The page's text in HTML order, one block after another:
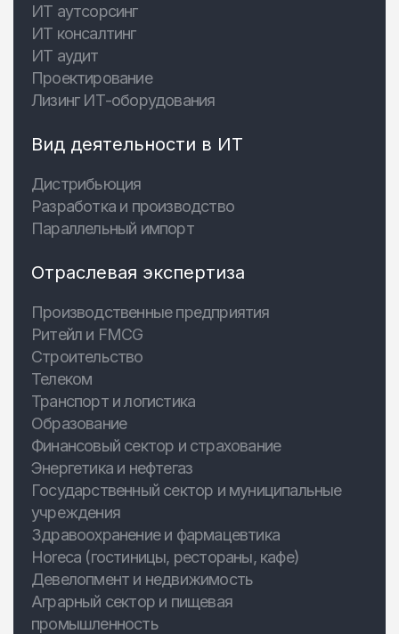
ИТ аутсорсинг
ИТ консалтинг
ИТ аудит
Проектирование
Лизинг ИТ-оборудования
Вид деятельности в ИТ
Дистрибьюция
Разработка и производство
Параллельный импорт
Отраслевая экспертиза
Производственные предприятия
Ритейл и FMCG
Строительство
Телеком
Транспорт и логистика
Образование
Финансовый сектор и страхование
Энергетика и нефтегаз
Государственный сектор и муниципальные
учреждения
Здравоохранение и фармацевтика
Horeca (гостиницы, рестораны, кафе)
Девелопмент и недвижимость
Аграрный сектор и пищевая
промышленность